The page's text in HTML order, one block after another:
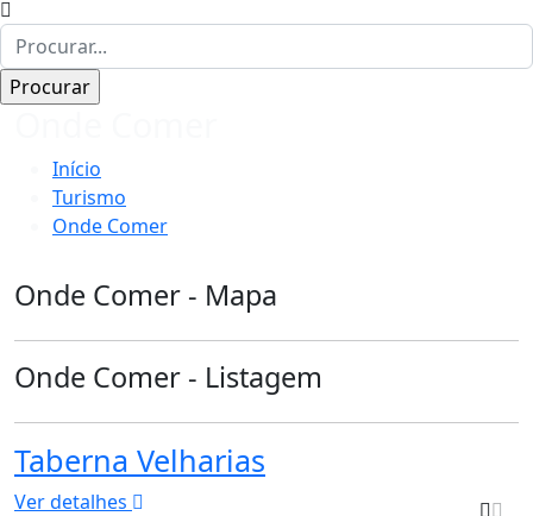
Início
Turismo
Onde Comer
Onde Comer - Mapa
Onde Comer - Listagem
Taberna Velharias
Ver detalhes